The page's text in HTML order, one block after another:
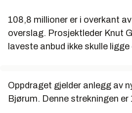
108,8 millioner er i overkant
overslag. Prosjektleder Knut
laveste anbud ikke skulle
Oppdraget gjelder anlegg av
Bjørum. Denne strekningen er